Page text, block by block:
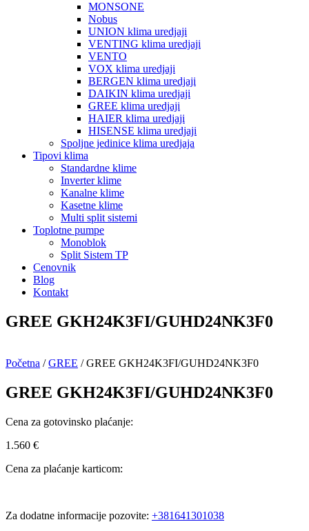
MONSONE
Nobus
UNION klima uredjaji
VENTING klima uredjaji
VENTO
VOX klima uredjaji
BERGEN klima uredjaji
DAIKIN klima uredjaji
GREE klima uredjaji
HAIER klima uredjaji
HISENSE klima uredjaji
Spoljne jedinice klima uredjaja
Tipovi klima
Standardne klime
Inverter klime
Kanalne klime
Kasetne klime
Multi split sistemi
Toplotne pumpe
Monoblok
Split Sistem TP
Cenovnik
Blog
Kontakt
GREE GKH24K3FI/GUHD24NK3F0
Početna /GREE / GREE GKH24K3FI/GUHD24NK3F0
GREE GKH24K3FI/GUHD24NK3F0
Cena za gotovinsko plaćanje:
1.560 €
Cena za plaćanje karticom:
Za dodatne informacije pozovite: +381641301038